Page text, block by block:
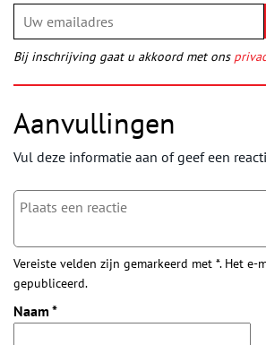
Bij inschrijving gaat u akkoord met ons
Aanvullingen
Vul deze informatie aan of geef een
Vereiste velden zijn gemarkeerd met *. Het
gepubliceerd.
Naam *